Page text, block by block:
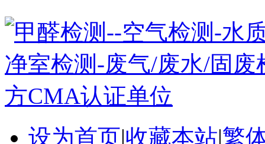
设为首页|收藏本站|繁